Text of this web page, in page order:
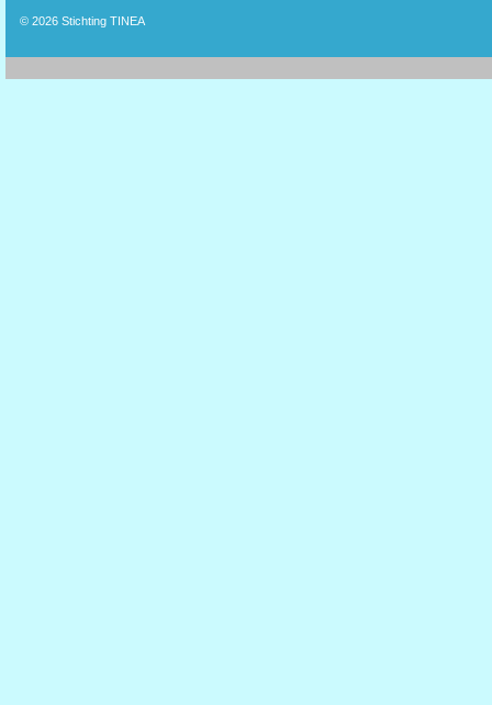
© 2026 Stichting TINEA